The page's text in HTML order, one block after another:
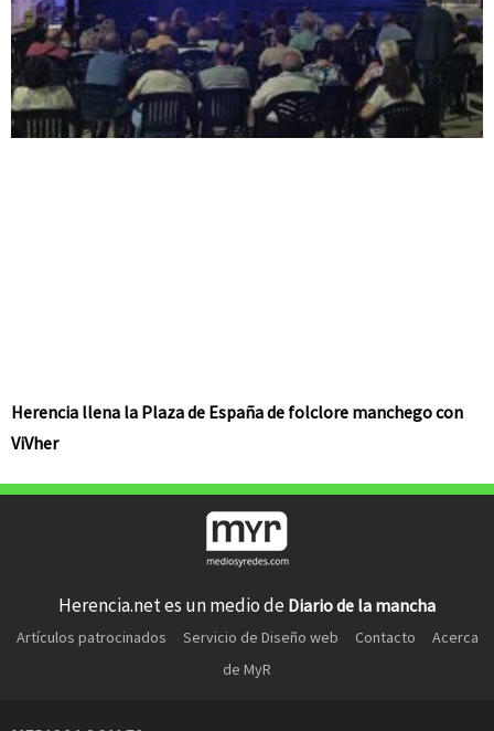
Herencia llena la Plaza de España de folclore manchego con
ViVher
Herencia.net es un medio de Diario de la mancha
Artículos patrocinados Servicio de Diseño web Contacto
Acerca
de MyR